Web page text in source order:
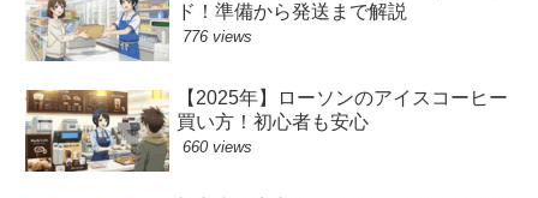
ド！準備から発送まで解説
776 views
【2025年】ローソンのアイスコーヒー
買い方！初心者も安心
660 views